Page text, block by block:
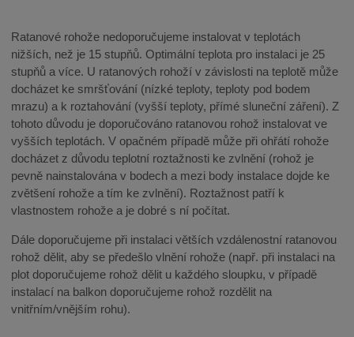
Ratanové rohože nedoporučujeme instalovat v teplotách
nižších, než je 15 stupňů. Optimální teplota pro instalaci je 25
stupňů a více. U ratanových rohoží v závislosti na teplotě může
docházet ke smršťování (nízké teploty, teploty pod bodem
mrazu) a k roztahování (vyšší teploty, přímé sluneční záření). Z
tohoto důvodu je doporučováno ratanovou rohož instalovat ve
vyšších teplotách. V opačném případě může při ohřátí rohože
docházet z důvodu teplotní roztažnosti ke zvlnění (rohož je
pevně nainstalována v bodech a mezi body instalace dojde ke
zvětšení rohože a tím ke zvlnění). Roztažnost patří k
vlastnostem rohože a je dobré s ní počítat.
Dále doporučujeme při instalaci větších vzdálenostní ratanovou
rohož dělit, aby se předešlo vlnění rohože (např. při instalaci na
plot doporučujeme rohož dělit u každého sloupku, v případě
instalací na balkon doporučujeme rohož rozdělit na
vnitřním/vnějším rohu).